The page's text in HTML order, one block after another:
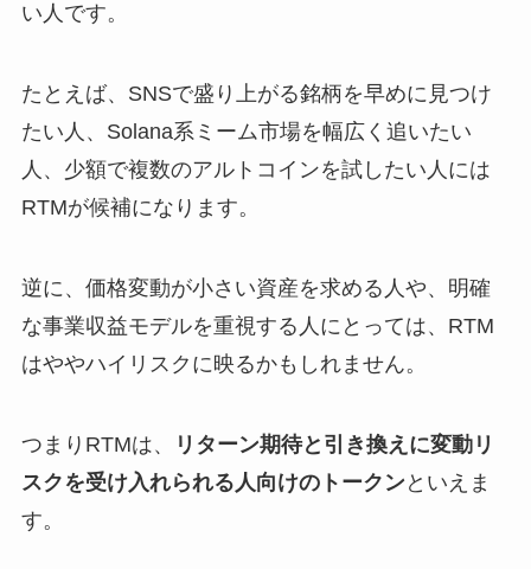
い人です。
たとえば、SNSで盛り上がる銘柄を早めに見つけ
たい人、Solana系ミーム市場を幅広く追いたい
人、少額で複数のアルトコインを試したい人には
RTMが候補になります。
逆に、価格変動が小さい資産を求める人や、明確
な事業収益モデルを重視する人にとっては、RTM
はややハイリスクに映るかもしれません。
つまりRTMは、
リターン期待と引き換えに変動リ
スクを受け入れられる人向けのトークンといえま
す。